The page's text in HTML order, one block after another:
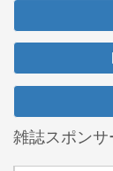
雑誌スポンサ